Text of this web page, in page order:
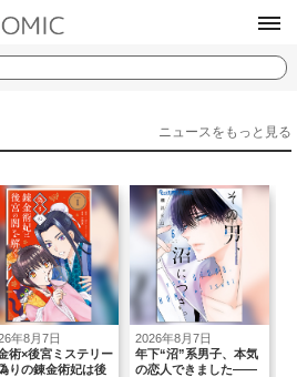
ニュースをもっと見る
2026年8月7日
年下“沼”系男子、本気
の恋人できました――
2026年8月5日
｢Sho-Comi｣×BABY,
THE STARS SHINE